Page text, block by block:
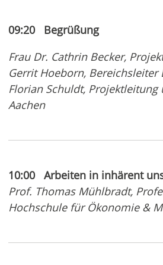
09:20 Begrüßung
Frau Dr. Cathrin Becker,
Gerrit Hoeborn, Bereichsleiter
Florian Schuldt, Projektleitung
Aachen
10:00 Arbeiten in inhärent
Prof. Thomas Mühlbradt,
Hochschule für Ökonomie &